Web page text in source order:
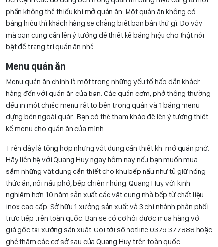
phần không thể thiếu khi mở quán ăn. Một quán ăn không có
bảng hiệu thì khách hàng sẽ chẳng biết bạn bán thứ gì. Do vậy
mà bạn cũng cần lên ý tưởng để thiết kế bảng hiệu cho thật nổi
bật để trang trí quán ăn nhé.
Menu quán ăn
Menu quán ăn chính là một trong những yếu tố hấp dẫn khách
hàng đến với quán ăn của bạn. Các quán cơm, phở thông thường
đều in một chiếc menu rất to bên trong quán và 1 bảng menu
dựng bên ngoài quán. Bạn có thể tham khảo để lên ý tưởng thiết
kế menu cho quán ăn của mình.
Trên đây là tổng hợp những vật dụng cần thiết khi mở quán phở.
Hãy liên hệ với Quang Huy ngay hôm nay nếu bạn muốn mua
sắm những vật dụng cần thiết cho khu bếp nấu như tủ giữ nóng
thức ăn, nồi nấu phở, bếp chiên nhúng. Quang Huy với kinh
nghiệm hơn 10 năm sản xuất các vật dụng nhà bếp từ chất liệu
inox cao cấp. Sở hữu 1 xưởng sản xuất và 3 chi nhánh phân phối
trực tiếp trên toàn quốc. Bạn sẽ có cơ hội được mua hàng với
giá gốc tại xưởng sản xuất. Gọi tới số hotline 0379.377.888 hoặc
ghé thăm các cơ sở sau của Quang Huy trên toàn quốc.